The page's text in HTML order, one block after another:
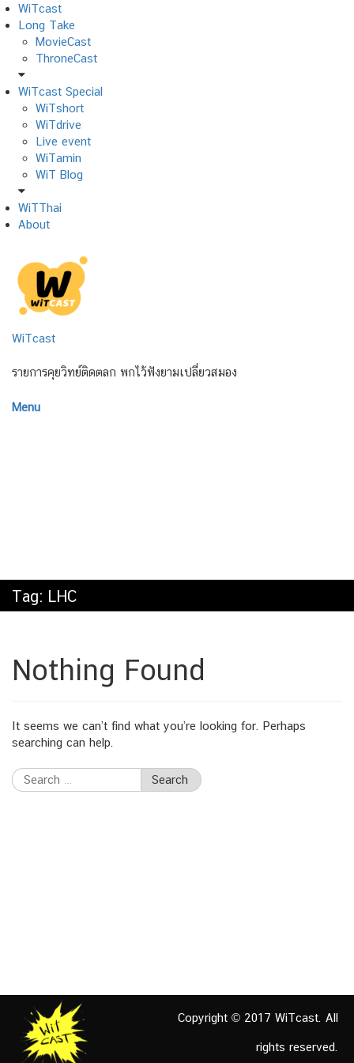
Skip
to
content
WiTcast
Long Take
MovieCast
ThroneCast
WiTcast Special
WiTshort
WiTdrive
Live event
WiTamin
WiT Blog
WiTThai
About
WiTcast
รายการคุยวิทย์ติดตลก พกไว้ฟังยามเปลี่ยวสมอง
Menu
Tag: LHC
Nothing Found
It seems we can’t find what you’re looking for. Perhaps
searching can help.
Search
for:
Copyright © 2017 WiTcast. All
rights reserved.